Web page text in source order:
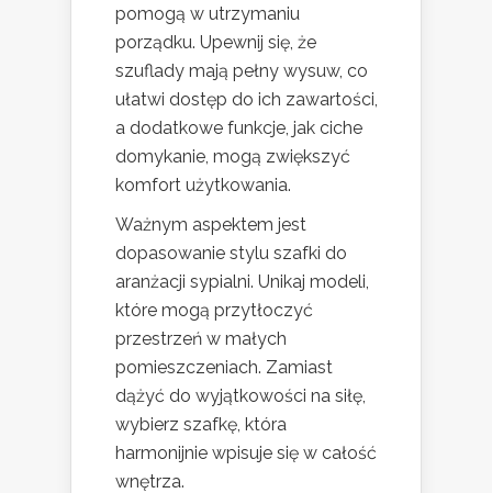
pomogą w utrzymaniu
porządku. Upewnij się, że
szuflady mają pełny wysuw, co
ułatwi dostęp do ich zawartości,
a dodatkowe funkcje, jak ciche
domykanie, mogą zwiększyć
komfort użytkowania.
Ważnym aspektem jest
dopasowanie stylu szafki do
aranżacji sypialni. Unikaj modeli,
które mogą przytłoczyć
przestrzeń w małych
pomieszczeniach. Zamiast
dążyć do wyjątkowości na siłę,
wybierz szafkę, która
harmonijnie wpisuje się w całość
wnętrza.